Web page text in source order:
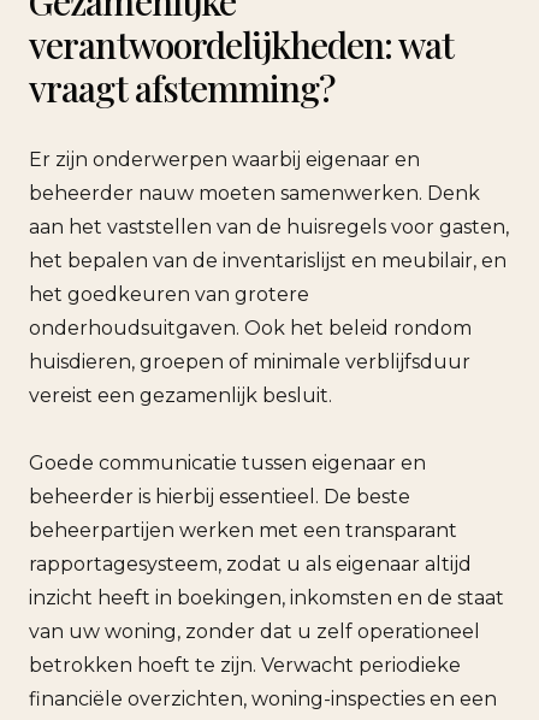
verantwoordelijkheden: wat
vraagt afstemming?
Er zijn onderwerpen waarbij eigenaar en
beheerder nauw moeten samenwerken. Denk
aan het vaststellen van de huisregels voor gasten,
het bepalen van de inventarislijst en meubilair, en
het goedkeuren van grotere
onderhoudsuitgaven. Ook het beleid rondom
huisdieren, groepen of minimale verblijfsduur
vereist een gezamenlijk besluit.
Goede communicatie tussen eigenaar en
beheerder is hierbij essentieel. De beste
beheerpartijen werken met een transparant
rapportagesysteem, zodat u als eigenaar altijd
inzicht heeft in boekingen, inkomsten en de staat
van uw woning, zonder dat u zelf operationeel
betrokken hoeft te zijn. Verwacht periodieke
financiële overzichten, woning-inspecties en een